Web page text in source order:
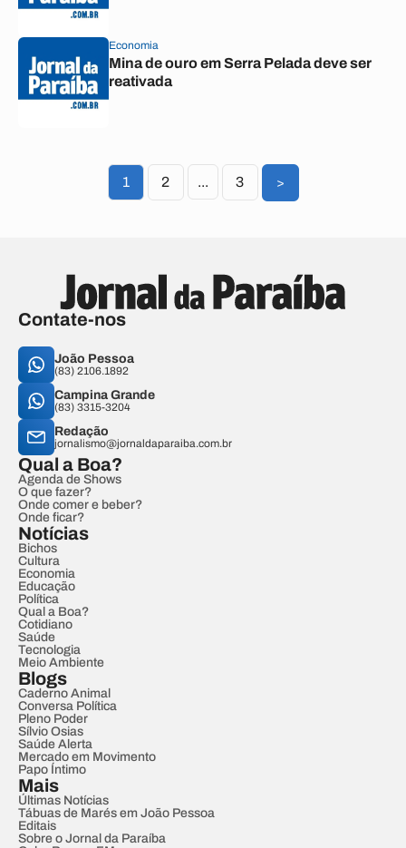
Economia
Mina de ouro em Serra Pelada deve ser
reativada
1 2 ... 3 >
Contate-nos
João Pessoa
(83) 2106.1892
Campina Grande
(83) 3315-3204
Redação
jornalismo@jornaldaparaiba.com.br
Qual a Boa?
Agenda de Shows
O que fazer?
Onde comer e beber?
Onde ficar?
Notícias
Bichos
Cultura
Economia
Educação
Política
Qual a Boa?
Cotidiano
Saúde
Tecnologia
Meio Ambiente
Blogs
Caderno Animal
Conversa Política
Pleno Poder
Sílvio Osias
Saúde Alerta
Mercado em Movimento
Papo Íntimo
Mais
Últimas Notícias
Tábuas de Marés em João Pessoa
Editais
Sobre o Jornal da Paraíba